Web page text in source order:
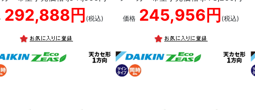
292,888円 (税込) 価格 245,956円 (税込)